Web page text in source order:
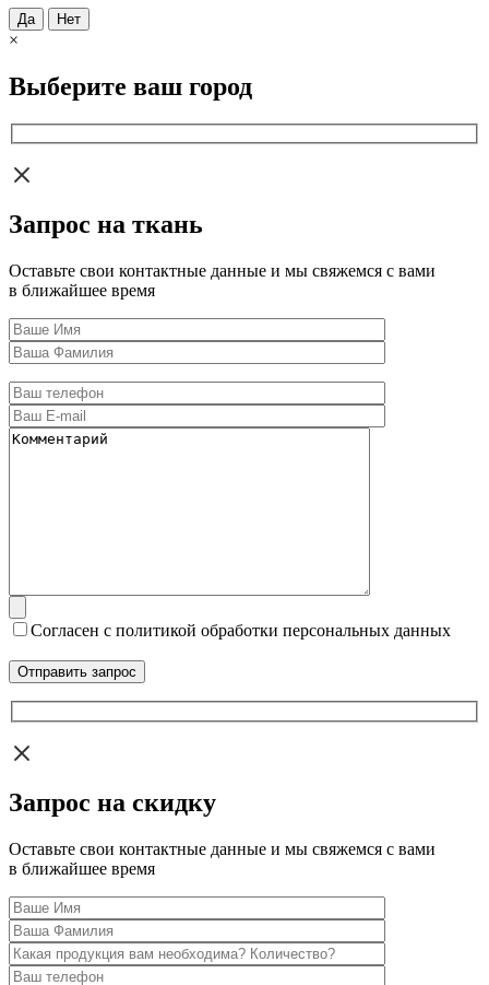
Да Нет
×
Выберите ваш город
Запрос на ткань
Оставьте свои контактные данные и мы свяжемся с вами
в ближайшее время
Согласен с политикой обработки персональных данных
Запрос на скидку
Оставьте свои контактные данные и мы свяжемся с вами
в ближайшее время